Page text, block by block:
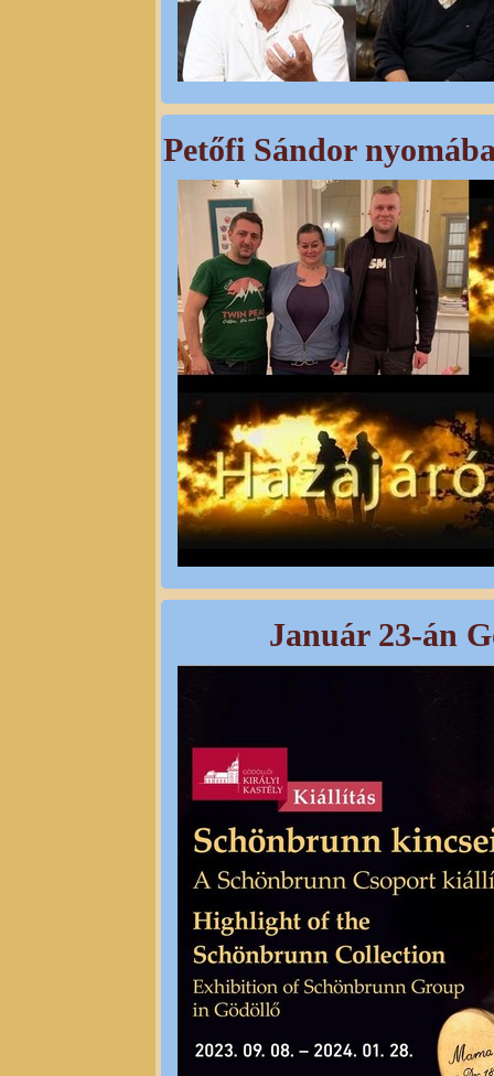
Petőfi Sándor
Január 23-án